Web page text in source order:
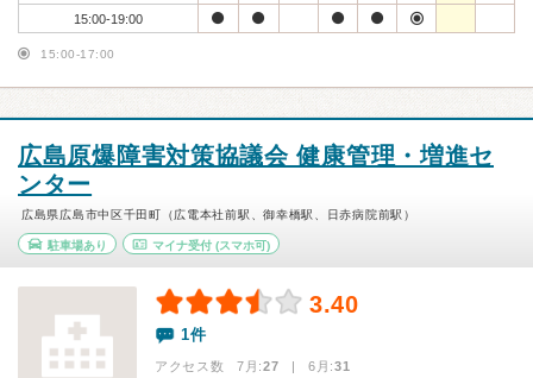
15:00-19:00
15:00-17:00
広島原爆障害対策協議会 健康管理・増進セ
ンター
広島県広島市中区千田町（広電本社前駅、御幸橋駅、日赤病院前駅）
駐車場あり マイナ受付(スマホ可)
3.40
1件
アクセス数 7月:27 | 6月:31